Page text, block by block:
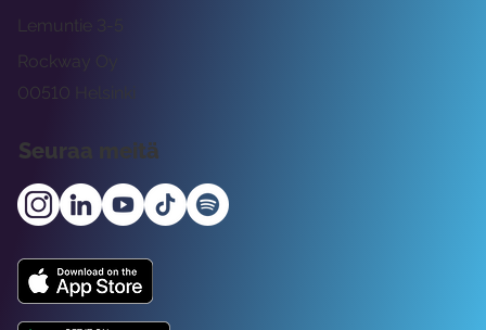
Rockway Oy
Lemuntie 3-5
00510 Helsinki
Seuraa meitä